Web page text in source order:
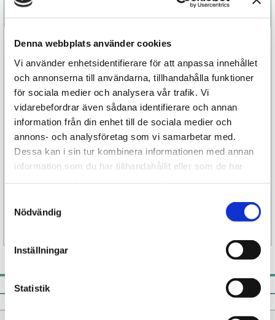
Denna webbplats använder cookies
Vi använder enhetsidentifierare för att anpassa innehållet
och annonserna till användarna, tillhandahålla funktioner
för sociala medier och analysera vår trafik. Vi
vidarebefordrar även sådana identifierare och annan
information från din enhet till de sociala medier och
annons- och analysföretag som vi samarbetar med.
Dessa kan i sin tur kombinera informationen med annan
information som du har tillhandahållit eller som de har
Nödvändig
Inställningar
Statistik
Beskrivning
Je Joues vibrator Go Classic ger enormt mycket
pirr. Den erbjuder dig sju olika pulserande
vibrationer i fem olika hastigheter. Den kittlar
mjukt och skönt mot klitoris. Allt från försiktiga
pirr till lite mer djupa vibrationer, vilket leder till
en härlig njutning.
Pröva den i duschen eller badet för en ännu
skönare känsla.